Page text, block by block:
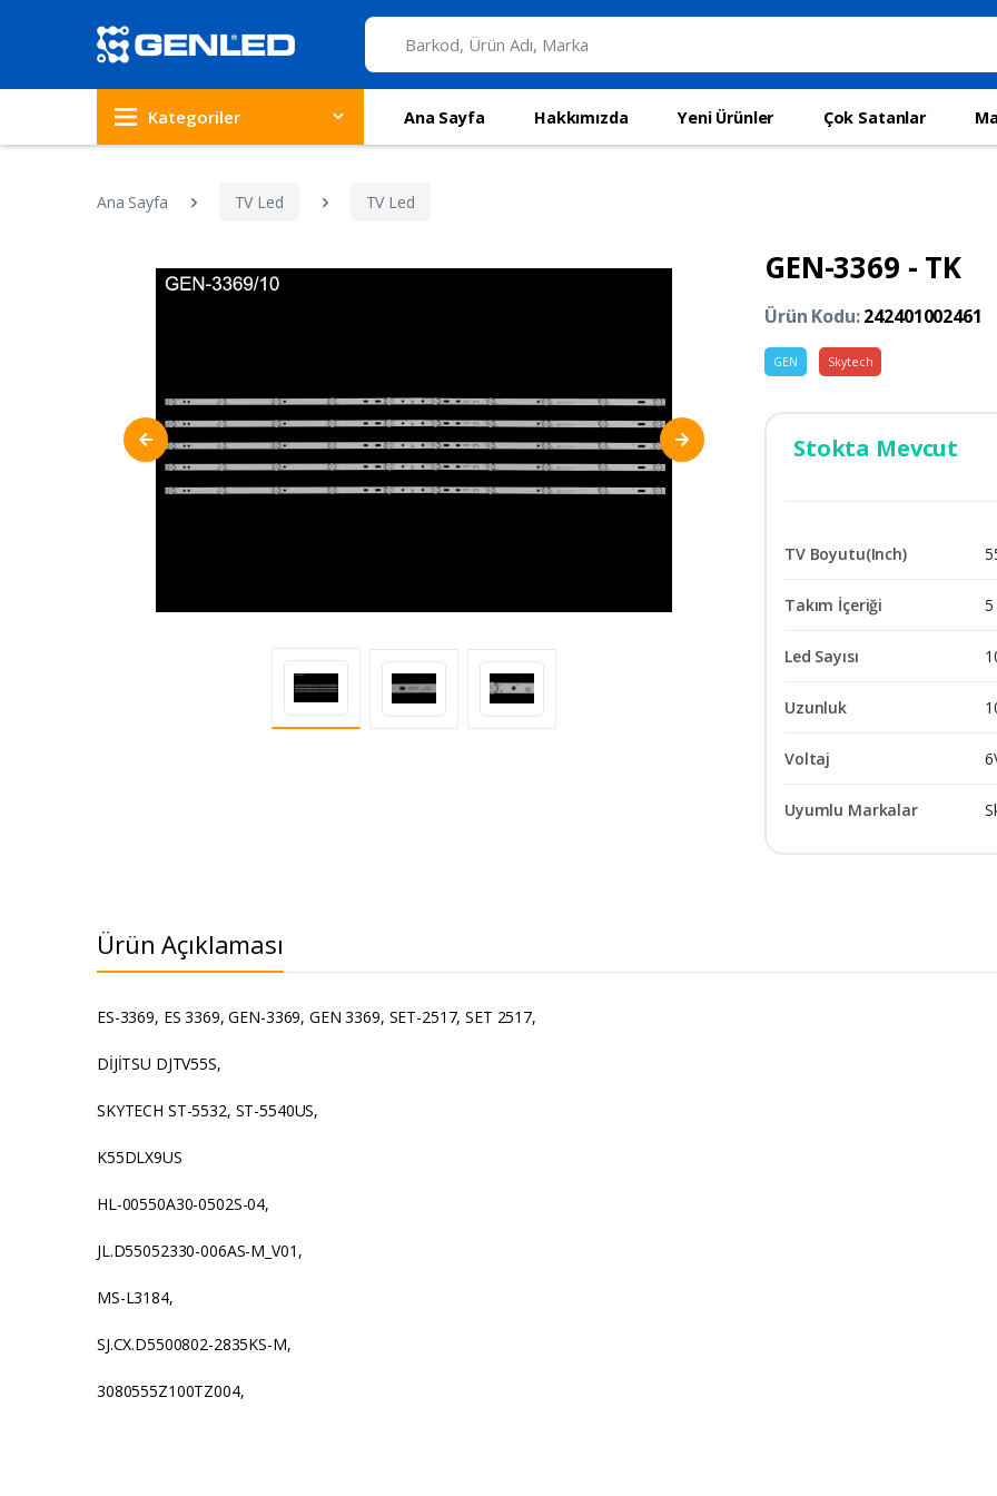
Kategoriler Ana Sayfa Hakkımızda Yeni Ürünler Çok Satanlar
Ana Sayfa TV Led TV Led
GEN-3369 - TK
Ürün Kodu:242401002461
GEN Skytech
Stokta Mevcut
TV Boyutu(Inch)
Takım İçeriği 5
Led Sayısı
Uzunluk
Voltaj
Uyumlu Markalar
Ürün Açıklaması
ES-3369, ES 3369, GEN-3369, GEN 3369, SET-2517, SET 2517,
DİJİTSU DJTV55S,
SKYTECH ST-5532, ST-5540US,
K55DLX9US
HL-00550A30-0502S-04,
JL.D55052330-006AS-M_V01,
MS-L3184,
SJ.CX.D5500802-2835KS-M,
3080555Z100TZ004,